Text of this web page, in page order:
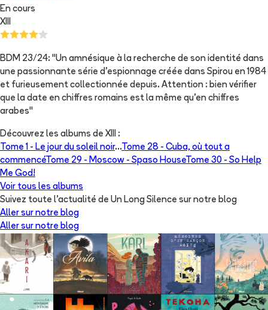
En cours
XIII
BDM 23/24: "Un amnésique à la recherche de son identité dans
une passionnante série d'espionnage créée dans Spirou en 1984
et furieusement collectionnée depuis. Attention : bien vérifier
que la date en chiffres romains est la même qu'en chiffres
arabes"
Découvrez les albums de XIII
:
Tome 1 - Le jour du soleil noir...Tome 28 - Cuba, où tout a
commencéTome 29 - Moscow - Spaso HouseTome 30 - So Help
Me God!
Voir tous les albums
Suivez toute l'actualité de Un Long Silence sur notre blog
Aller sur notre blog
Aller sur notre blog